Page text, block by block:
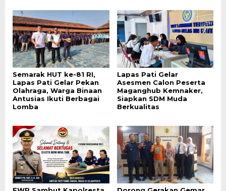
Semarak HUT ke-81 RI,
Lapas Pati Gelar Pekan
Olahraga, Warga Binaan
Antusias Ikuti Berbagai
Lomba
Lapas Pati Gelar
Asesmen Calon Peserta
Maganghub Kemnaker,
Siapkan SDM Muda
Berkualitas